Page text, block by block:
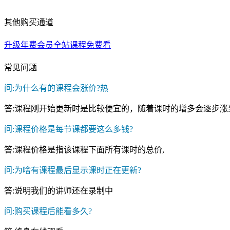
其他购买通道
升级年费会员全站课程免费看
常见问题
问:为什么有的课程会涨价?热
答:课程刚开始更新时是比较便宜的，随着课时的增多会逐步涨
问:课程价格是每节课都要这么多钱?
答:课程价格是指该课程下面所有课时的总价,
问:为啥有课程最后显示课时正在更新?
答:说明我们的讲师还在录制中
问:购买课程后能看多久?